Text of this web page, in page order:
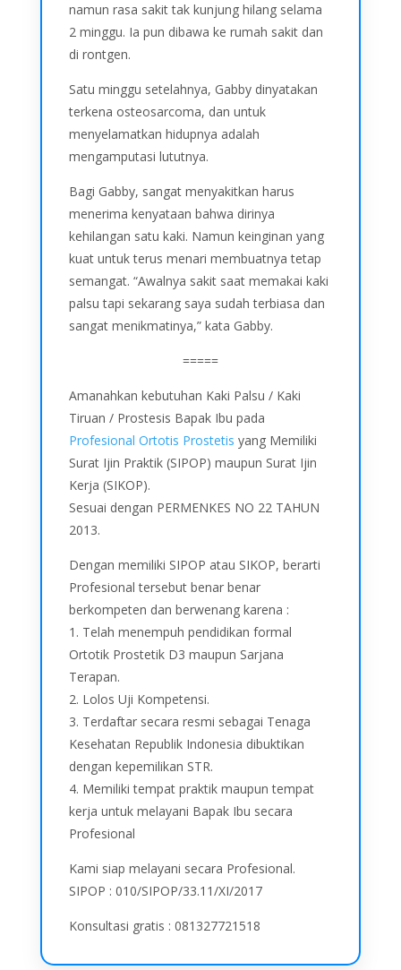
namun rasa sakit tak kunjung hilang selama
2 minggu. Ia pun dibawa ke rumah sakit dan
di rontgen.
Satu minggu setelahnya, Gabby dinyatakan
terkena osteosarcoma, dan untuk
menyelamatkan hidupnya adalah
mengamputasi lututnya.
Bagi Gabby, sangat menyakitkan harus
menerima kenyataan bahwa dirinya
kehilangan satu kaki. Namun keinginan yang
kuat untuk terus menari membuatnya tetap
semangat. “Awalnya sakit saat memakai kaki
palsu tapi sekarang saya sudah terbiasa dan
sangat menikmatinya,” kata Gabby.
=====
Amanahkan kebutuhan Kaki Palsu / Kaki
Tiruan / Prostesis Bapak Ibu pada
Profesional Ortotis Prostetis yang Memiliki
Surat Ijin Praktik (SIPOP) maupun Surat Ijin
Kerja (SIKOP).
Sesuai dengan PERMENKES NO 22 TAHUN
2013.
Dengan memiliki SIPOP atau SIKOP, berarti
Profesional tersebut benar benar
berkompeten dan berwenang karena :
1. Telah menempuh pendidikan formal
Ortotik Prostetik D3 maupun Sarjana
Terapan.
2. Lolos Uji Kompetensi.
3. Terdaftar secara resmi sebagai Tenaga
Kesehatan Republik Indonesia dibuktikan
dengan kepemilikan STR.
4. Memiliki tempat praktik maupun tempat
kerja untuk melayani Bapak Ibu secara
Profesional
Kami siap melayani secara Profesional.
SIPOP : 010/SIPOP/33.11/XI/2017
Konsultasi gratis : 081327721518